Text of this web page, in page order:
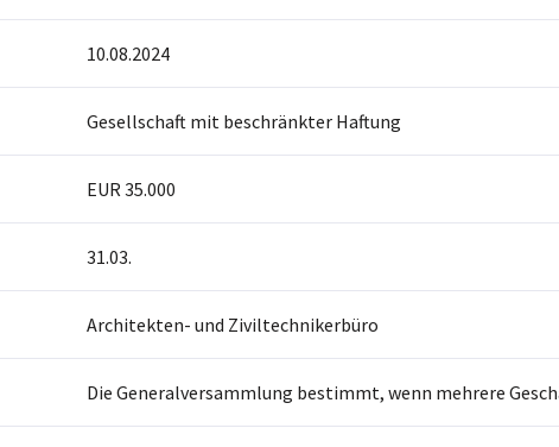
10.08.2024
Gesellschaft mit beschränkter Haftung
EUR 35.000
31.03.
Architekten- und Ziviltechnikerbüro
Die Generalversammlung bestimmt, wenn mehrere